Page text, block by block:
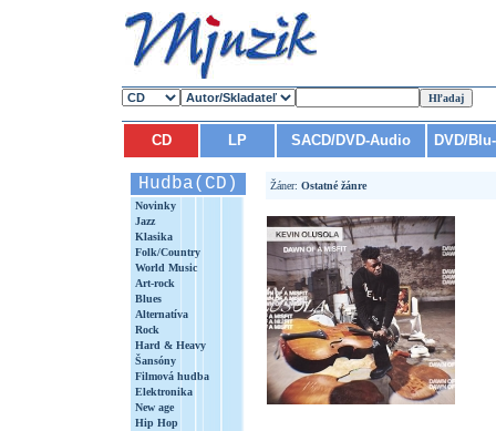
CD LP SACD/DVD-Audio DVD/
Hudba(CD)
Novinky
Jazz
Klasika
Folk/Country
World Music
Art-rock
Blues
Alternatíva
Rock
Hard & Heavy
Šansóny
Filmová hudba
Elektronika
New age
Hip Hop
Žáner: Ostatné žánre